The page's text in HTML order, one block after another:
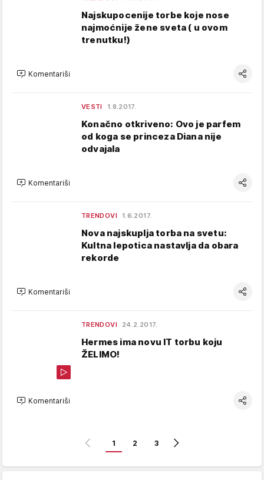
Najskupocenije torbe koje nose
najmoćnije žene sveta ( u ovom
trenutku!)
Komentariši
VESTI 1.8.2017.
Konačno otkriveno: Ovo je parfem
od koga se princeza Diana nije
odvajala
Komentariši
TRENDOVI 1.6.2017.
Nova najskuplja torba na svetu:
Kultna lepotica nastavlja da obara
rekorde
Komentariši
TRENDOVI 24.2.2017.
Hermes ima novu IT torbu koju
ŽELIMO!
Komentariši
1 2 3